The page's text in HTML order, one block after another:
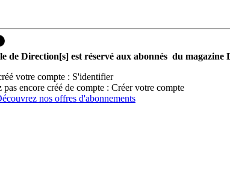
de Direction[s] est réservé aux abonnés du magazine
votre compte : S'identifier
encore créé de compte : Créer votre compte
nos offres d'abonnements